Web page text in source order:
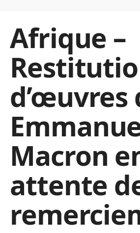
Afrique –
d’œuvres
Macron
attente